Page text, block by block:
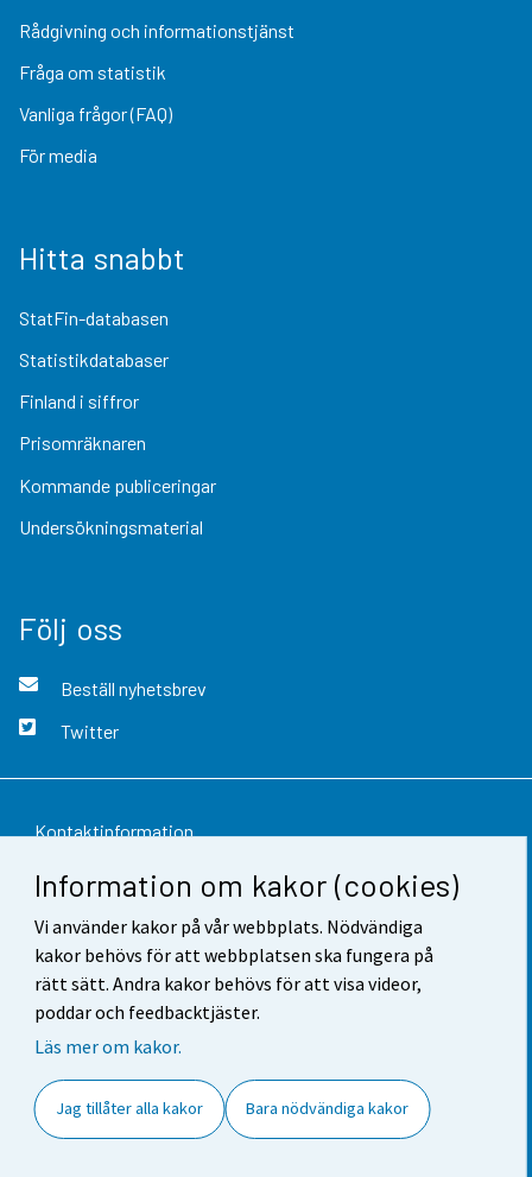
Information om kakor (cookies)
Vi använder kakor på vår webbplats. Nödvändiga
kakor behövs för att webbplatsen ska fungera på
rätt sätt. Andra kakor behövs för att visa videor,
poddar och feedbacktjäster.
Läs mer om kakor.
Jag tillåter alla kakor Bara nödvändiga kakor
Rådgivning och informationstjänst
Fråga om statistik
Vanliga frågor (FAQ)
För media
Hitta snabbt
StatFin-databasen
Statistikdatabaser
Finland i siffror
Prisomräknaren
Kommande publiceringar
Undersökningsmaterial
Följ oss
Beställ nyhetsbrev
Twitter
Kontaktinformation
Respons
Användarvillkor
Dataskydd
Tillgänglighet
Cookie-inställningar